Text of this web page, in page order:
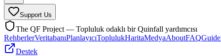
Support Us
The QF Project — Topluluk odaklı bir Quinfall yardımcısı
RehberlerVeritabanıPlanlayıcıToplulukHaritaMedyaAboutFAQ
Destek